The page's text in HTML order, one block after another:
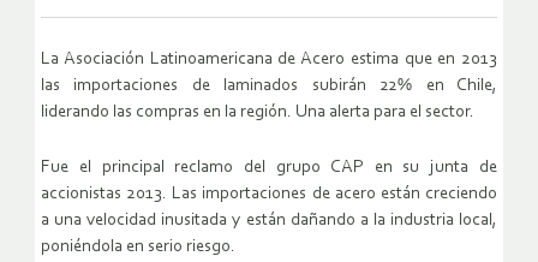
La Asociación Latinoamericana de Acero estima que en 2013
las importaciones de laminados subirán 22% en Chile,
liderando las compras en la región. Una alerta para el sector.
Fue el principal reclamo del grupo CAP en su junta de
accionistas 2013. Las importaciones de acero están creciendo
a una velocidad inusitada y están dañando a la industria local,
poniéndola en serio riesgo.